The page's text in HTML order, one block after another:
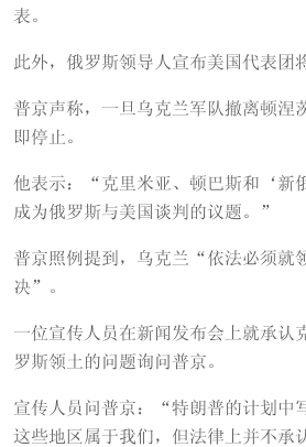
表。
此外，俄罗斯领导人宣布美国代表团
普京声称，一旦乌克兰军队撤离顿涅
即停止。
他表示：“克里米亚、顿巴斯和‘新
成为俄罗斯与美国谈判的议题。”
普京照例提到，乌克兰“依法必须就
决”。
一位宣传人员在新闻发布会上就承认
罗斯领土的问题询问普京。
宣传人员问普京：“特朗普的计划中
这些地区属于我们，但法律上并不承